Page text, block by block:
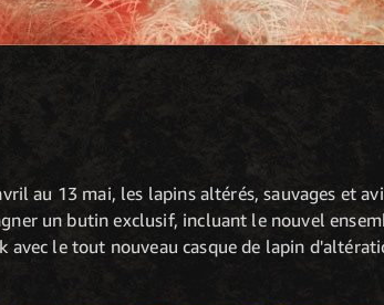
au 13 mai, les lapins altérés, sauvages et
un butin exclusif, incluant le nouvel
le tout nouveau casque de lapin